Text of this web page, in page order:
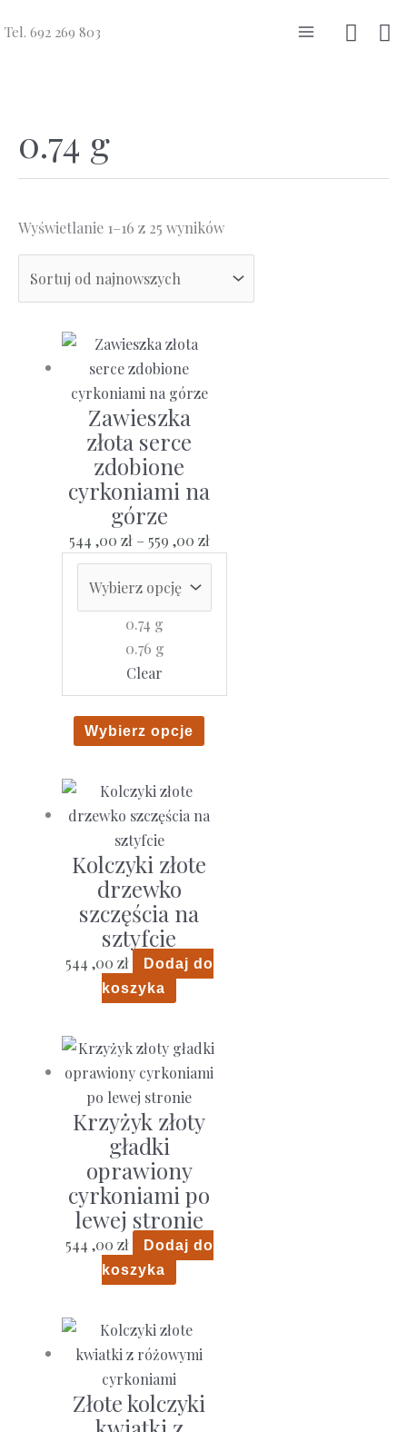
do
Tel. 692 269 803
0.74 g
Wyświetlanie 1–16 z 25 wynikówPosortowane
według
najnowszych
Zawieszka
złota serce
zdobione
cyrkoniami na
górze
544 ,00 zł – 559 ,00 złZakres
cen:
544
0.74 g
0.76 g
Clear
Wybierz opcje
wariantów.
można
stronie
produktu
Kolczyki złote
drzewko
szczęścia na
sztyfcie
544 ,00 zł
Dodaj do
koszyka
Krzyżyk złoty
gładki
oprawiony
cyrkoniami po
lewej stronie
544 ,00 zł
Dodaj do
koszyka
Złote kolczyki